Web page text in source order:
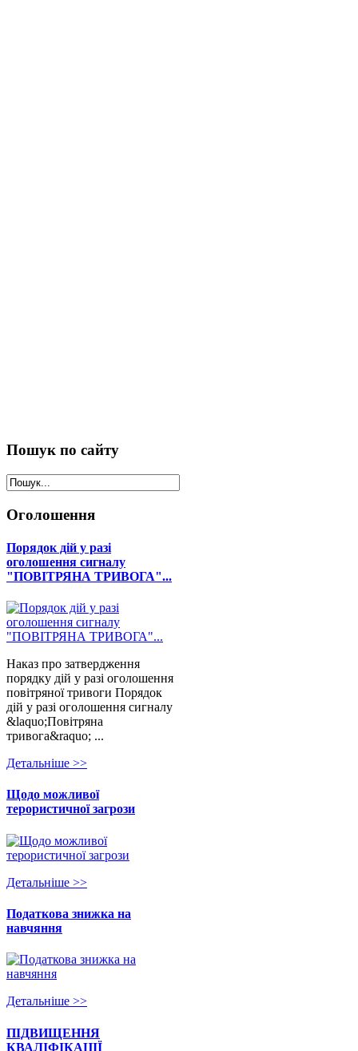
Пошук по сайту
Оголошення
Порядок дій у разі
оголошення сигналу
"ПОВІТРЯНА ТРИВОГА"...
Наказ про затвердження
порядку дій у разі оголошення
повітряної тривоги Порядок
дій у разі оголошення сигналу
&laquo;Повітряна
тривога&raquo; ...
Детальнiше >>
Щодо можливої
терористичної загрози
Детальнiше >>
Податкова знижка на
навчяння
Детальнiше >>
ПІДВИЩЕННЯ
КВАЛІФІКАЦІЇ